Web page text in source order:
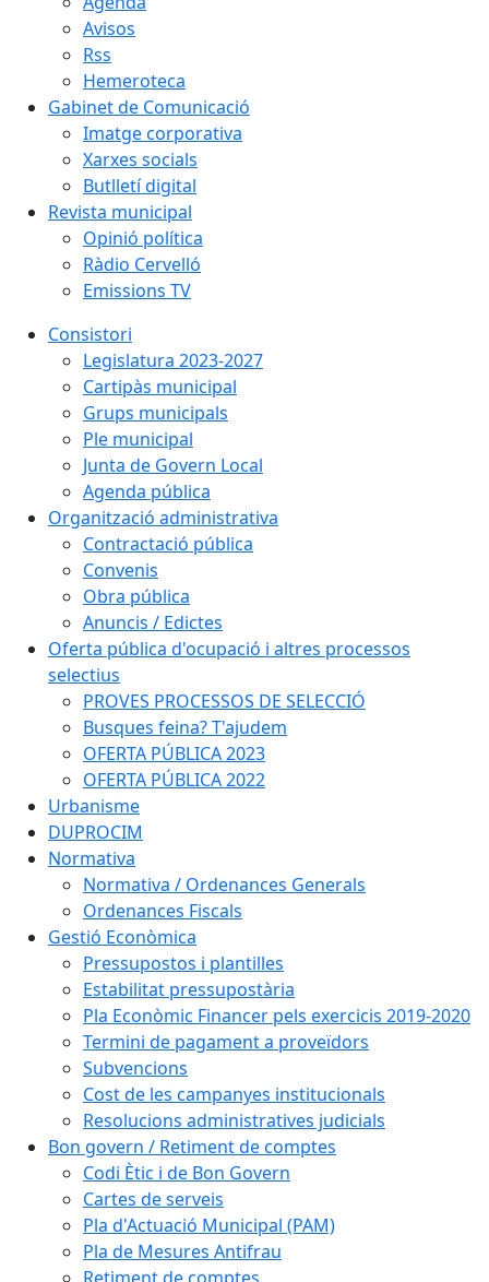
Avisos
Rss
Hemeroteca
Gabinet de Comunicació
Imatge corporativa
Xarxes socials
Butlletí digital
Revista municipal
Opinió política
Ràdio Cervelló
Emissions TV
Consistori
Legislatura 2023-2027
Cartipàs municipal
Grups municipals
Ple municipal
Junta de Govern Local
Agenda pública
Organització administrativa
Contractació pública
Convenis
Obra pública
Anuncis / Edictes
Oferta pública d'ocupació i altres processos
selectius
PROVES PROCESSOS DE SELECCIÓ
Busques feina? T'ajudem
OFERTA PÚBLICA 2023
OFERTA PÚBLICA 2022
Urbanisme
DUPROCIM
Normativa
Normativa / Ordenances Generals
Ordenances Fiscals
Gestió Econòmica
Pressupostos i plantilles
Estabilitat pressupostària
Pla Econòmic Financer pels exercicis 2019-2020
Termini de pagament a proveïdors
Subvencions
Cost de les campanyes institucionals
Resolucions administratives judicials
Bon govern / Retiment de comptes
Codi Ètic i de Bon Govern
Cartes de serveis
Pla d'Actuació Municipal (PAM)
Pla de Mesures Antifrau